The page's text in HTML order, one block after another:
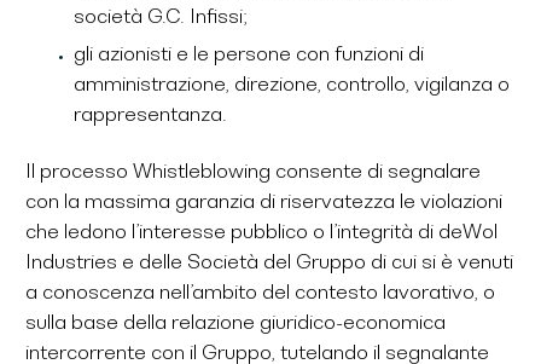
società G.C. Infissi;
gli azionisti e le persone con funzioni di
amministrazione, direzione, controllo, vigilanza o
rappresentanza.
Il processo Whistleblowing consente di segnalare
con la massima garanzia di riservatezza le violazioni
che ledono l’interesse pubblico o l’integrità di deWol
Industries e delle Società del Gruppo di cui si è venuti
a conoscenza nell’ambito del contesto lavorativo, o
sulla base della relazione giuridico-economica
intercorrente con il Gruppo, tutelando il segnalante